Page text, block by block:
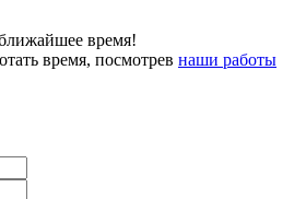
время!
время, посмотрев наши работы